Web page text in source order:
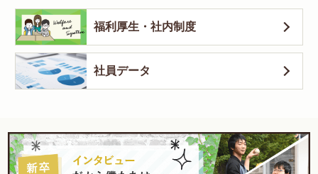
福利厚生・社内制度
社員データ